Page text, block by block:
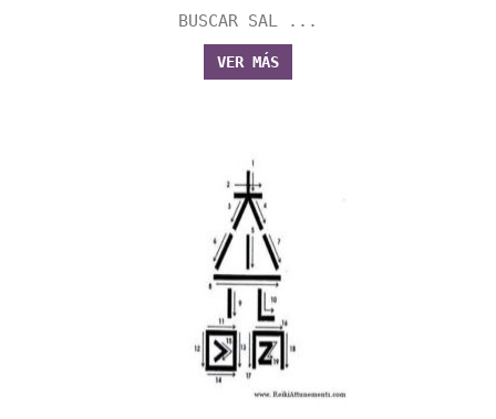
BUSCAR SAL ...
VER MÁS